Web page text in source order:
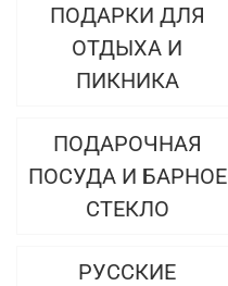
ПОДАРКИ ДЛЯ
ОТДЫХА И
ПИКНИКА
ПОДАРОЧНАЯ
ПОСУДА И БАРНОЕ
СТЕКЛО
РУССКИЕ